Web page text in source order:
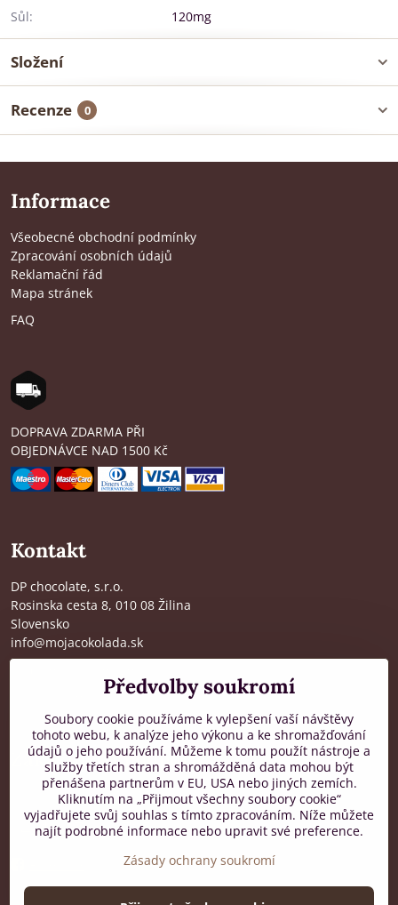
Sůl:
120mg
Složení
Recenze 0
Informace
Všeobecné obchodní podmínky
Zpracování osobních údajů
Reklamační řád
Mapa stránek
FAQ
DOPRAVA ZDARMA PŘI
OBJEDNÁVCE NAD 1500 Kč
Kontakt
DP chocolate, s.r.o.
Rosinska cesta 8, 010 08 Žilina
Slovensko
info@mojacokolada.sk
Kde nás najdete
Zákaznická podpora
od 8:00 do 16:00, PO-PÁ
+421 917 436 795
Předvolby soukromí
Soubory cookie používáme k vylepšení vaší návštěvy
tohoto webu, k analýze jeho výkonu a ke shromažďování
údajů o jeho používání. Můžeme k tomu použít nástroje a
služby třetích stran a shromážděná data mohou být
přenášena partnerům v EU, USA nebo jiných zemích.
Kliknutím na „Přijmout všechny soubory cookie“
vyjadřujete svůj souhlas s tímto zpracováním. Níže můžete
najít podrobné informace nebo upravit své preference.
Zásady ochrany soukromí